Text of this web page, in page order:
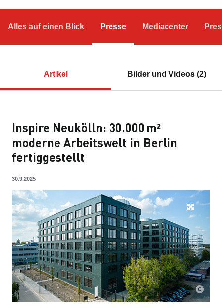
Alles auf einen Blick Presse Mediacenter
Artikel Bilder und Videos (2)
Inspire Neukölln: 30.000 m²
moderne Arbeitswelt in Berlin
fertiggestellt
30.9.2025